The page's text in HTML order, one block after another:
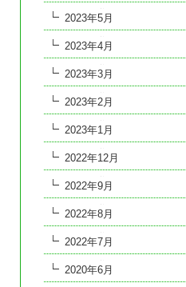
2023年5月
2023年4月
2023年3月
2023年2月
2023年1月
2022年12月
2022年9月
2022年8月
2022年7月
2020年6月